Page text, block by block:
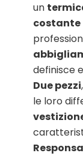
un
costante
definisce
Due pezzi,
le loro